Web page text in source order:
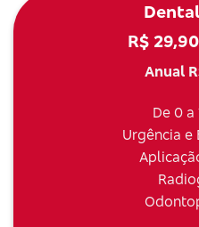
R$
Anual
De 0 a
Urgência e